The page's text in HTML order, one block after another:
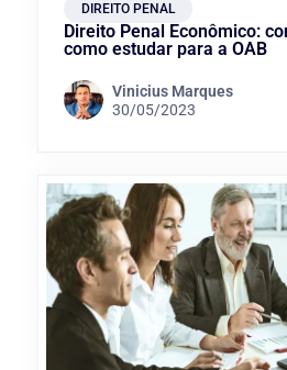
DIREITO PENAL
Direito Penal Econômico:
como estudar para a OAB
Vinicius Marques
30/05/2023